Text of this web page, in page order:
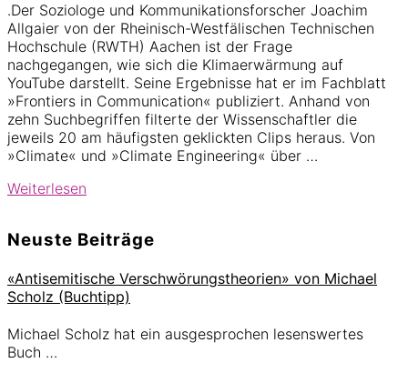
.Der Soziologe und Kommunikationsforscher Joachim
Allgaier von der Rheinisch-Westfälischen Technischen
Hochschule (RWTH) Aachen ist der Frage
nachgegangen, wie sich die Klimaerwärmung auf
YouTube darstellt. Seine Ergebnisse hat er im Fachblatt
»Frontiers in Communication« publiziert. Anhand von
zehn Suchbegriffen filterte der Wissenschaftler die
jeweils 20 am häufigsten geklickten Clips heraus. Von
»Climate« und »Climate Engineering« über …
Verschwörungstheorien
auf
Weiterlesen
Seitenspalte
Neuste Beiträge
«Antisemitische Verschwörungstheorien» von Michael
Scholz (Buchtipp)
Michael Scholz hat ein ausgesprochen lesenswertes
Buch …